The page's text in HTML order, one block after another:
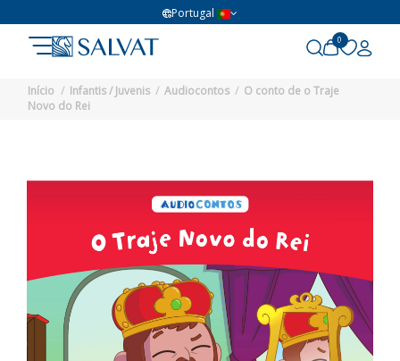
Portugal
0
Início Infantis / Juvenis Audiocontos
O conto de o Traje
Novo do Rei